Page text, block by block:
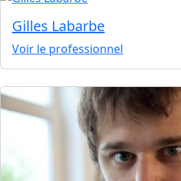
Gilles Labarbe
Voir le professionnel